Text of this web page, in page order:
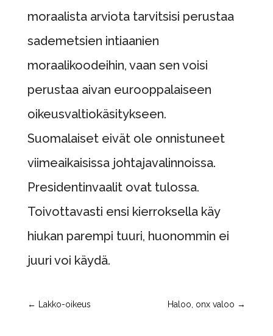
moraalista arviota tarvitsisi perustaa
sademetsien intiaanien
moraalikoodeihin, vaan sen voisi
perustaa aivan eurooppalaiseen
oikeusvaltiokäsitykseen.
Suomalaiset eivät ole onnistuneet
viimeaikaisissa johtajavalinnoissa.
Presidentinvaalit ovat tulossa.
Toivottavasti ensi kierroksella käy
hiukan parempi tuuri, huonommin ei
juuri voi käydä.
← Lakko-oikeus Haloo, onx valoo →